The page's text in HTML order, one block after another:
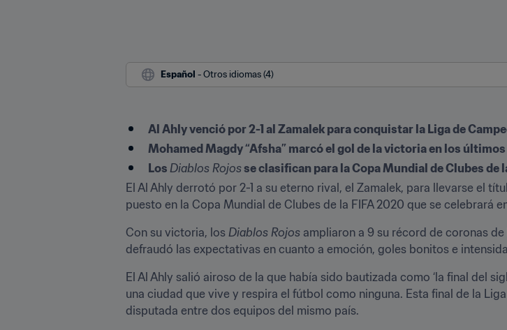
Español - Otros idiomas (4)
Al Ahly venció por 2-1 al Zamalek para conquistar la Liga de
Mohamed Magdy “Afsha” marcó el gol de la victoria en los
Los Diablos Rojos se clasifican para la Copa Mundial de Clubes de
El Al Ahly derrotó por 2-1 a su eterno rival, el Zamalek, para llevarse el
puesto en la Copa Mundial de Clubes de la FIFA 2020 que se celebrará
Con su victoria, los Diablos Rojos ampliaron a 9 su récord de coronas
defraudó las expectativas en cuanto a emoción, goles bonitos e
El Al Ahly salió airoso de la que había sido bautizada como ‘la final del
una ciudad que vive y respira el fútbol como ninguna. Esta final de la
disputada entre dos equipos del mismo país.